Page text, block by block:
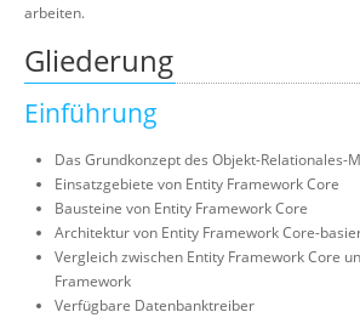
arbeiten.
Gliederung
Einführung
Das Grundkonzept des Objekt-Relationales-
Einsatzgebiete von Entity Framework Core
Bausteine von Entity Framework Core
Architektur von Entity Framework Core-
Vergleich zwischen Entity Framework Core
Framework
Verfügbare Datenbanktreiber